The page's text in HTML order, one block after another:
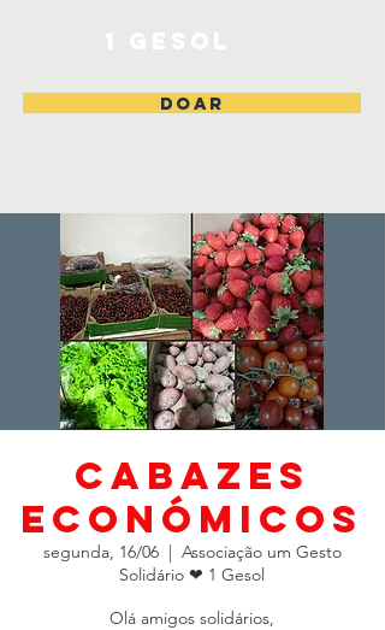
DOAR
Cabazes
económicos
segunda, 16/06
  |
Associação um Gesto
Solidário ❤ 1 Gesol
Olá amigos solidários,